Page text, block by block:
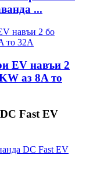
...
EV навъи 2
аз 8A то
Fast EV